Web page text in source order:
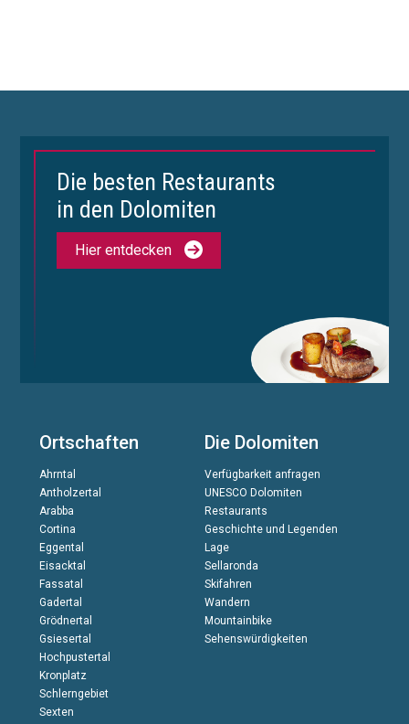
Die besten Restaurants
in den Dolomiten
Hier entdecken
Ortschaften
Ahrntal
Antholzertal
Arabba
Cortina
Eggental
Eisacktal
Fassatal
Gadertal
Grödnertal
Gsiesertal
Hochpustertal
Kronplatz
Schlerngebiet
Sexten
Die Dolomiten
Verfügbarkeit anfragen
UNESCO Dolomiten
Restaurants
Geschichte und Legenden
Lage
Sellaronda
Skifahren
Wandern
Mountainbike
Sehenswürdigkeiten